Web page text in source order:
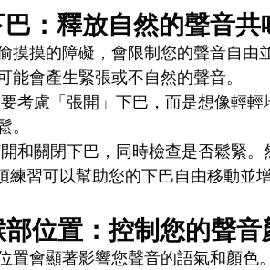
巴：釋放自然的聲音共
摸摸的障礙，會限制您的聲音自由
能會產生緊張或不自然的聲音。
考慮「張開」下巴，而是想像輕
和關閉下巴，同時檢查是否鬆緊。
練習可以幫助您的下巴自由移動並
部位置：控制您的聲音
置會顯著影響您聲音的語氣和顏色